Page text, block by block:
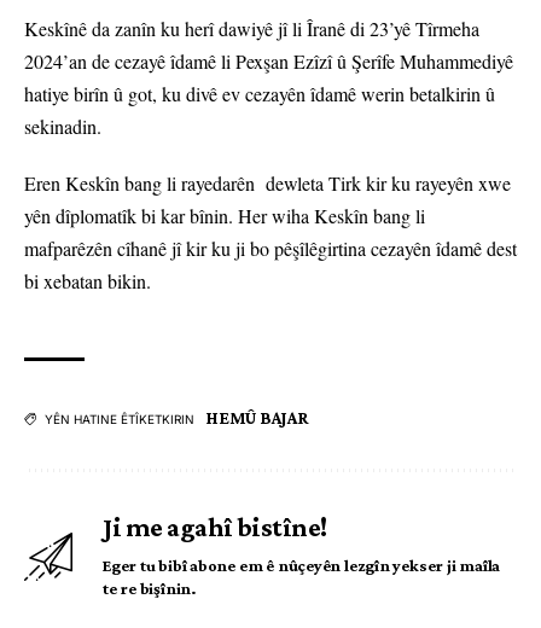
Keskînê da zanîn ku herî dawiyê jî li Îranê di 23’yê Tîrmeha
2024’an de cezayê îdamê li Pexşan Ezîzî û Şerîfe Muhammediyê
hatiye birîn û got, ku divê ev cezayên îdamê werin betalkirin û
sekinadin.
Eren Keskîn bang li rayedarên dewleta Tirk kir ku rayeyên xwe
yên dîplomatîk bi kar bînin. Her wiha Keskîn bang li
mafparêzên cîhanê jî kir ku ji bo pêşîlêgirtina cezayên îdamê dest
bi xebatan bikin.
YÊN HATINE ÊTÎKETKIRIN HEMÛ BAJAR
Ji me agahî bistîne!
Eger tu bibî abone em ê nûçeyên lezgîn yekser ji maîla
te re bişînin.